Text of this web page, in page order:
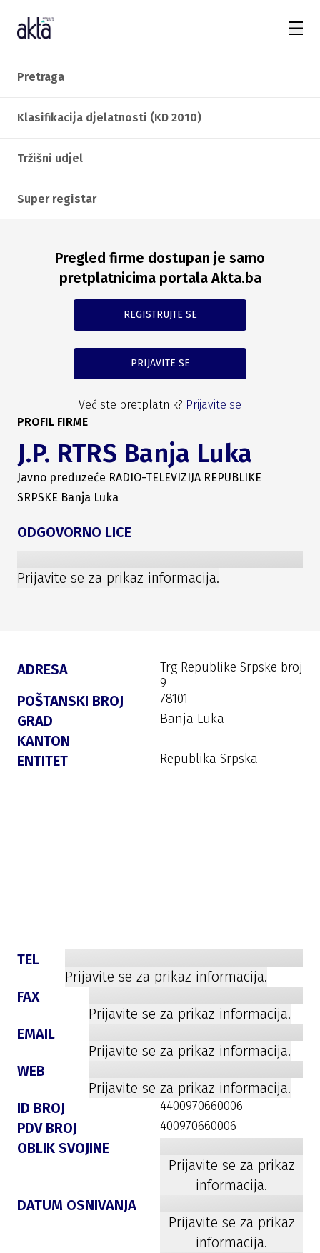
Pretraga
Klasifikacija djelatnosti (KD 2010)
Tržišni udjel
Super registar
Pregled firme dostupan je samo
pretplatnicima portala Akta.ba
REGISTRUJTE SE
PRIJAVITE SE
Već ste pretplatnik? Prijavite se
PROFIL FIRME
J.P. RTRS Banja Luka
Javno preduzeće RADIO-TELEVIZIJA REPUBLIKE
SRPSKE Banja Luka
ODGOVORNO LICE
Prijavite se za prikaz informacija.
ADRESA
Trg Republike Srpske broj
9
POŠTANSKI BROJ 78101
GRAD Banja Luka
KANTON
ENTITET
Republika Srpska
TEL
Prijavite se za prikaz informacija.
FAX
Prijavite se za prikaz informacija.
EMAIL
Prijavite se za prikaz informacija.
WEB
Prijavite se za prikaz informacija.
ID BROJ
4400970660006
PDV BROJ 400970660006
OBLIK SVOJINE
Prijavite se za prikaz
informacija.
DATUM OSNIVANJA
Prijavite se za prikaz
informacija.